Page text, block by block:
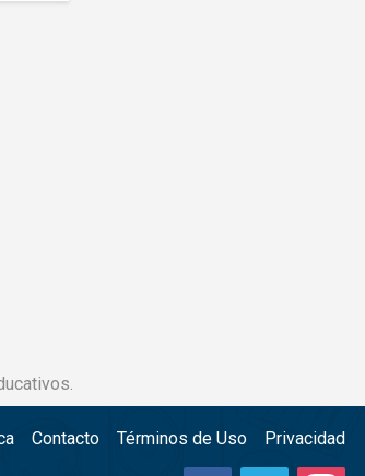
Contacto Términos de Uso Privacidad